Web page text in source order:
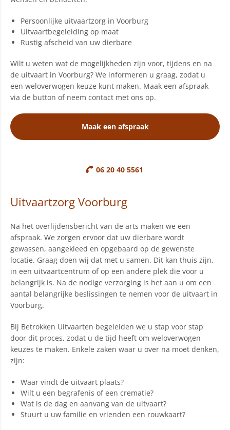
Persoonlijke uitvaartzorg in Voorburg
Uitvaartbegeleiding op maat
Rustig afscheid van uw dierbare
Wilt u weten wat de mogelijkheden zijn voor, tijdens en na
de uitvaart in Voorburg? We informeren u graag, zodat u
een weloverwogen keuze kunt maken. Maak een afspraak
via de button of neem contact met ons op.
Maak een afspraak
06 20 40 5561
Uitvaartzorg Voorburg
Na het overlijdensbericht van de arts maken we een
afspraak. We zorgen ervoor dat uw dierbare wordt
gewassen, aangekleed en opgebaard op de gewenste
locatie. Graag doen wij dat met u samen. Dit kan thuis zijn,
in een uitvaartcentrum of op een andere plek die voor u
belangrijk is. Na de nodige verzorging is het aan u om een
aantal belangrijke beslissingen te nemen voor de uitvaart in
Voorburg.
Bij Betrokken Uitvaarten begeleiden we u stap voor stap
door dit proces, zodat u de tijd heeft om weloverwogen
keuzes te maken. Enkele zaken waar u over na moet denken,
zijn:
Waar vindt de uitvaart plaats?
Wilt u een begrafenis of een crematie?
Wat is de dag en aanvang van de uitvaart?
Stuurt u uw familie en vrienden een rouwkaart?